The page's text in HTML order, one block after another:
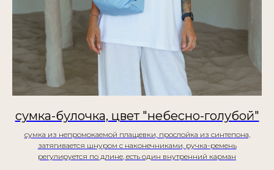
сумка-булочка, цвет "небесно-голубой"
сумка из непромокаемой плащевки, прослойка из синтепона,
затягивается шнуром с наконечниками, ручка-ремень
регулируется по длине, есть один внутренний карман